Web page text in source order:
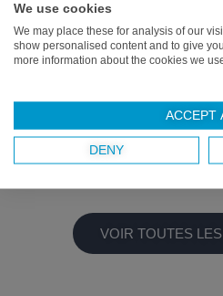
[TRAJECTOIRES]
Georgi, l’humilité
Ancien basketteur professionnel,
mettre son expérience au service
Pour aller plus loin
VOIR TOUTES
We use cookies
We may place these for analysis of our
show personalised content and to give
more information about the cookies we
ACCEPT
DENY